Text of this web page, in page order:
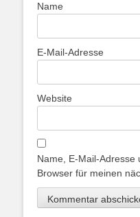
Name
E-Mail-Adresse
Website
Name, E-Mail-Adresse
Browser für meinen